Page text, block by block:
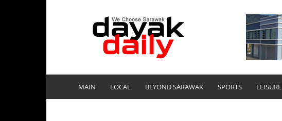
DayakDaily
MAIN LOCAL BEYOND SARAWAK SPORTS LEISURE